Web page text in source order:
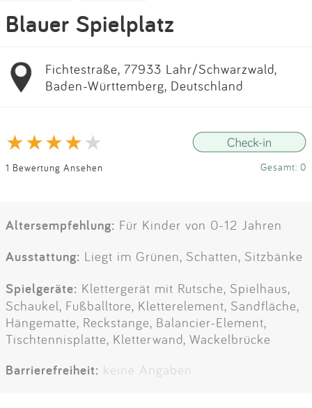
Blauer Spielplatz
Fichtestraße, 77933 Lahr/Schwarzwald,
Baden-Württemberg, Deutschland
1 Bewertung Ansehen Gesamt: 0
Altersempfehlung: Für Kinder von 0-12 Jahren
Ausstattung: Liegt im Grünen, Schatten, Sitzbänke
Spielgeräte: Klettergerät mit Rutsche, Spielhaus,
Schaukel, Fußballtore, Kletterelement, Sandfläche,
Hängematte, Reckstange, Balancier-Element,
Tischtennisplatte, Kletterwand, Wackelbrücke
Barrierefreiheit: keine Angaben